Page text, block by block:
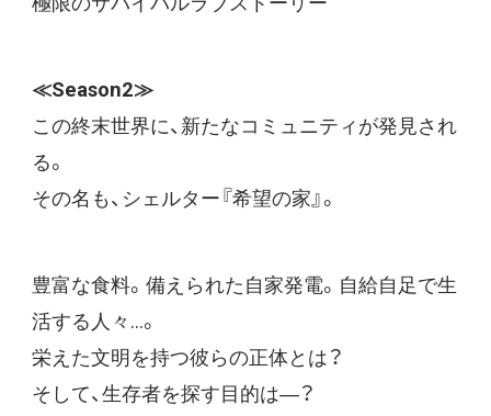
≪Season2≫
この終末世界に、新たなコミュニティが発見され
る。
その名も、シェルター『希望の家』。
豊富な食料。備えられた自家発電。自給自足で生
活する人々…。
栄えた文明を持つ彼らの正体とは？
そして、生存者を探す目的は―？